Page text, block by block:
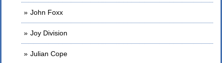
John Foxx
Joy Division
Julian Cope